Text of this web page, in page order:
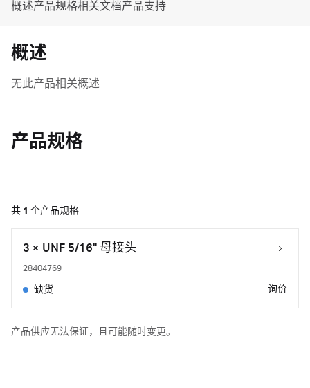
概述产品规格相关文档产品支持
概述
无此产品相关概述
产品规格
共 1 个产品规格
3 × UNF 5/16" 母接头
28404769
缺货 询价
产品供应无法保证，且可能随时变更。